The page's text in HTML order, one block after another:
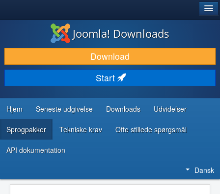
DOWNLOAD & UDVID
OPDAG & LÆR
FÆLLESSKABET & SUPPORT
UDVIKLERRESSOURCER
Joomla! Downloads
Download
Start
Hjem Seneste udgivelse Downloads Udvidelser
Sprogpakker Tekniske krav Ofte stillede spørgsmål
API dokumentation
Dansk